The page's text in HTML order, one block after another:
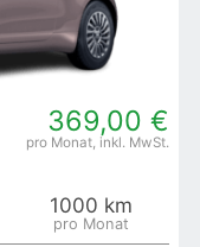
369,00 €
1000 km